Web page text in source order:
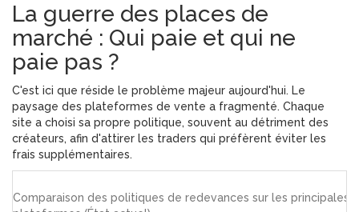
La guerre des places de
marché : Qui paie et qui ne
paie pas ?
C'est ici que réside le problème majeur aujourd'hui. Le
paysage des plateformes de vente a fragmenté. Chaque
site a choisi sa propre politique, souvent au détriment des
créateurs, afin d'attirer les traders qui préfèrent éviter les
frais supplémentaires.
Comparaison des politiques de redevances sur les principales